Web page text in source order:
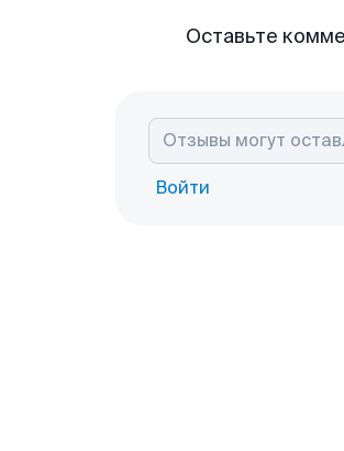
Оставьте
Войти